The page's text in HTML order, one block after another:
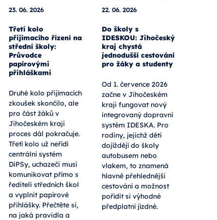
23. 06. 2026
Třetí kolo
přijímacího řízení na
střední školy:
Průvodce
papírovými
přihláškami
Druhé kolo přijímacích
zkoušek skončilo, ale
pro část žáků v
Jihočeském kraji
proces dál pokračuje.
Třetí kolo už neřídí
centrální systém
DiPSy, uchazeči musí
komunikovat přímo s
řediteli středních škol
a vyplnit papírové
přihlášky. Přečtěte si,
na jaká pravidla a
22. 06. 2026
Do školy s
IDESKOU: Jihočeský
kraj chystá
jednodušší cestování
pro žáky a studenty
Od 1. července 2026
začne v Jihočeském
kraji fungovat nový
integrovaný dopravní
systém IDESKA. Pro
rodiny, jejichž děti
dojíždějí do školy
autobusem nebo
vlakem, to znamená
hlavně přehlednější
cestování a možnost
pořídit si výhodné
předplatní jízdné.